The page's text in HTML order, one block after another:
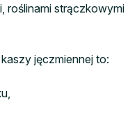
roślinami strączkowymi
jęczmiennej to: